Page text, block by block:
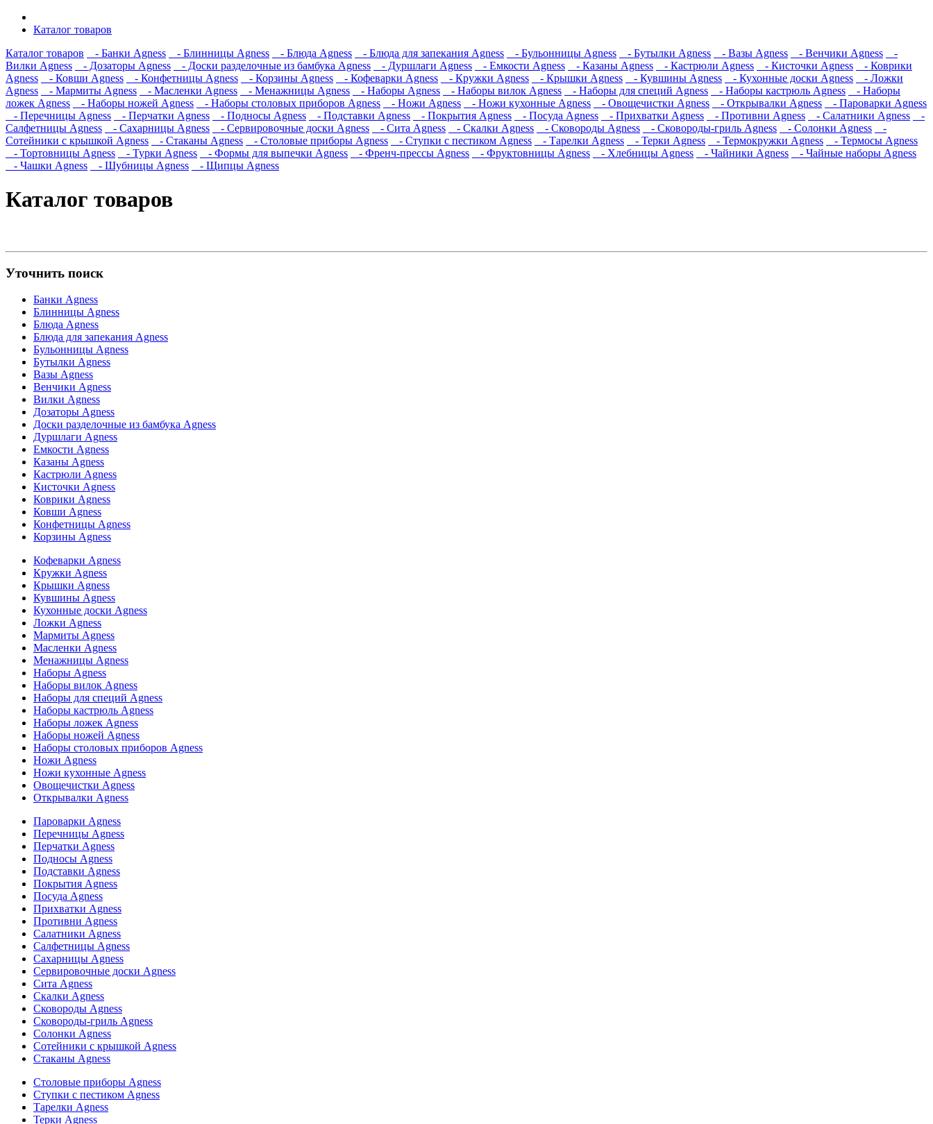
Каталог товаров
Каталог товаров
- Банки Agness - Блинницы Agness - Блюда Agness - Блюда для запекания Agness - Бульонницы Agness - Бутылки Agness - Вазы Agness - Венчики Agness
-
Вилки Agness
- Дозаторы Agness - Доски разделочные из бамбука Agness - Дуршлаги Agness - Емкости Agness - Казаны Agness - Кастрюли Agness - Кисточки Agness
- Коврики
Agness
- Ковши Agness - Конфетницы Agness - Корзины Agness - Кофеварки Agness - Кружки Agness - Крышки Agness - Кувшины Agness - Кухонные доски Agness
- Ложки
Agness
- Мармиты Agness - Масленки Agness - Менажницы Agness - Наборы Agness - Наборы вилок Agness - Наборы для специй Agness - Наборы кастрюль Agness
- Наборы
ложек Agness
- Наборы ножей Agness - Наборы столовых приборов Agness - Ножи Agness - Ножи кухонные Agness - Овощечистки Agness - Открывалки Agness
- Пароварки Agness
- Перечницы Agness
- Перчатки Agness - Подносы Agness - Подставки Agness - Покрытия Agness - Посуда Agness - Прихватки Agness - Противни Agness - Салатники Agness
-
Салфетницы Agness
- Сахарницы Agness - Сервировочные доски Agness - Сита Agness - Скалки Agness - Сковороды Agness - Сковороды-гриль Agness - Солонки Agness
-
Сотейники с крышкой Agness
- Стаканы Agness - Столовые приборы Agness - Ступки с пестиком Agness - Тарелки Agness - Терки Agness - Термокружки Agness
- Термосы Agness
- Тортовницы Agness
- Турки Agness - Формы для выпечки Agness - Френч-прессы Agness - Фруктовницы Agness - Хлебницы Agness - Чайники Agness
- Чайные наборы Agness
- Чашки Agness
- Шубницы Agness - Щипцы Agness
Каталог товаров
Уточнить поиск
Банки Agness
Блинницы Agness
Блюда Agness
Блюда для запекания Agness
Бульонницы Agness
Бутылки Agness
Вазы Agness
Венчики Agness
Вилки Agness
Дозаторы Agness
Доски разделочные из бамбука Agness
Дуршлаги Agness
Емкости Agness
Казаны Agness
Кастрюли Agness
Кисточки Agness
Коврики Agness
Ковши Agness
Конфетницы Agness
Корзины Agness
Кофеварки Agness
Кружки Agness
Крышки Agness
Кувшины Agness
Кухонные доски Agness
Ложки Agness
Мармиты Agness
Масленки Agness
Менажницы Agness
Наборы Agness
Наборы вилок Agness
Наборы для специй Agness
Наборы кастрюль Agness
Наборы ложек Agness
Наборы ножей Agness
Наборы столовых приборов Agness
Ножи Agness
Ножи кухонные Agness
Овощечистки Agness
Открывалки Agness
Пароварки Agness
Перечницы Agness
Перчатки Agness
Подносы Agness
Подставки Agness
Покрытия Agness
Посуда Agness
Прихватки Agness
Противни Agness
Салатники Agness
Салфетницы Agness
Сахарницы Agness
Сервировочные доски Agness
Сита Agness
Скалки Agness
Сковороды Agness
Сковороды-гриль Agness
Солонки Agness
Сотейники с крышкой Agness
Стаканы Agness
Столовые приборы Agness
Ступки с пестиком Agness
Тарелки Agness
Терки Agness